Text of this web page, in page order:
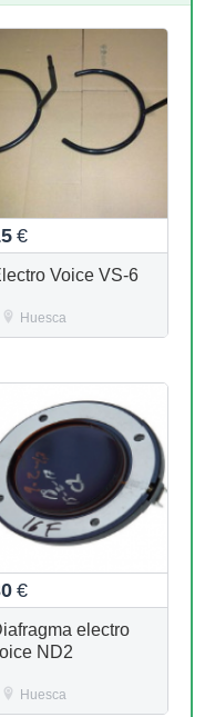
€
Voice VS-6
Huesca
€
electro
ND2
Huesca